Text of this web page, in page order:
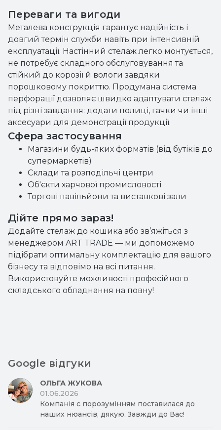
Переваги та вигоди
Металева конструкція гарантує надійність і
довгий термін служби навіть при інтенсивній
експлуатації. Настінний стелаж легко монтується,
не потребує складного обслуговування та
стійкий до корозії й вологи завдяки
порошковому покриттю. Продумана система
перфорації дозволяє швидко адаптувати стелаж
під різні завдання: додати полиці, гачки чи інші
аксесуари для демонстрації продукції.
Сфера застосування
Магазини будь-яких форматів (від бутіків до
супермаркетів)
Склади та розподільчі центри
Об'єкти харчової промисловості
Торгові павільйони та виставкові зали
Дійте прямо зараз!
Додайте стелаж до кошика або зв’яжіться з
менеджером ART TRADE — ми допоможемо
підібрати оптимальну комплектацію для вашого
бізнесу та відповімо на всі питання.
Використовуйте можливості професійного
складського обладнання на повну!
Google відгуки
ОЛЬГА ЖУКОВА
01.06.2026
Компанія с порозумінням поставилася до
наших нюансів, дякую. Завжди до Вас!